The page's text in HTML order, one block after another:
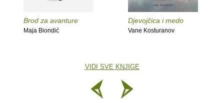
Brod za avanture
Maja Biondić
Djevojčica i medo
Vane Kosturanov
VIDI SVE KNJIGE